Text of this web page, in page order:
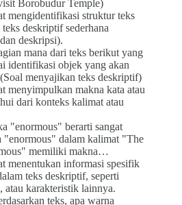
Borobudur Temple)
mengidentifikasi struktur teks
deskriptif sederhana
deskripsi).
mana dari teks berikut yang
identifikasi objek yang akan
menyajikan teks deskriptif)
menyimpulkan makna kata atau
dari konteks kalimat atau
"enormous" berarti sangat
"enormous" dalam kalimat "The
memiliki makna…
menentukan informasi spesifik
teks deskriptif, seperti
atau karakteristik lainnya.
teks, apa warna